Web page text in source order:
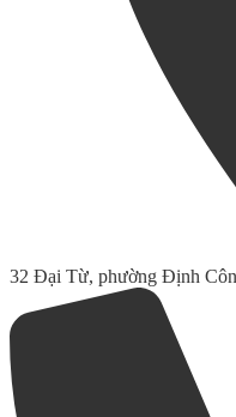
32 Đại Từ, phường Định